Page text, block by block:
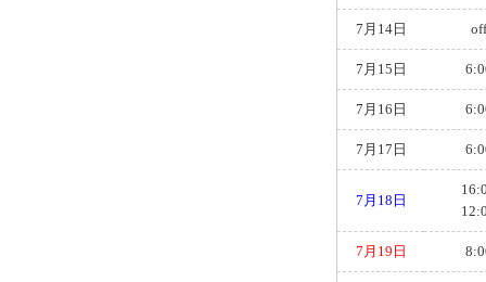
7月14日 off
7月15日
7月16日
7月17日
7月18日
7月19日